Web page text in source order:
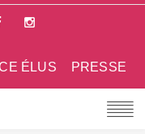
PRESSE
ÉLUS